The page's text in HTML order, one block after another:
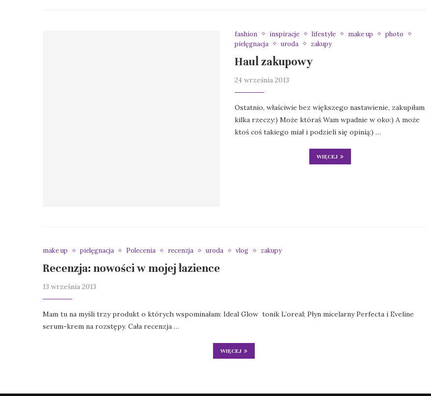
fashion inspiracje lifestyle make up
photo
pielęgnacja
uroda zakupy
Haul zakupowy
24 września 2013
Ostatnio, właściwie bez większego nastawienie, zakupiłam
kilka rzeczy:) Może któraś Wam wpadnie w oko:) A może
ktoś coś takiego miał i podzieli się opinią:) …
WIĘCEJ
make up pielęgnacja Polecenia recenzja uroda vlog zakupy
Recenzja: nowości w mojej łazience
13 września 2013
Mam tu na myśli trzy produkt o których wspominałam: Ideal Glow tonik L’oreal; Płyn micelarny Perfecta i Eveline
serum-krem na rozstępy. Cała recenzja …
WIĘCEJ